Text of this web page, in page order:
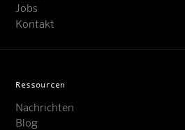
Jobs
Kontakt
Ressourcen
Nachrichten
Blog